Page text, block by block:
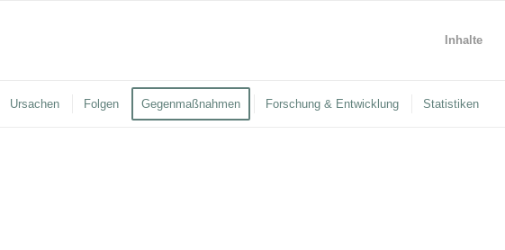
Inhalte
Ursachen Folgen Gegenmaßnahmen Forschung & Entwicklung Statistiken